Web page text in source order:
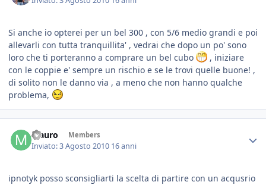
Si anche io opterei per un bel 300 , con 5/6 medio grandi e poi
allevarli con tutta tranquillita' , vedrai che dopo un po' sono
loro che ti porteranno a comprare un bel cubo
, iniziare
con le coppie e' sempre un rischio e se le trovi quelle buone! ,
di solito non le danno via , a meno che non hanno qualche
problema,
Mauro Members
Inviato:3 Agosto 2010 16 anni
ipnotyk posso sconsigliarti la scelta di partire con un acqusrio